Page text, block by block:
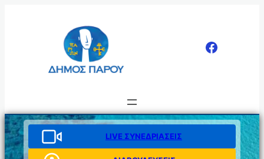
LIVE ΣΥΝΕΔΡΙΑΣΕΙΣ